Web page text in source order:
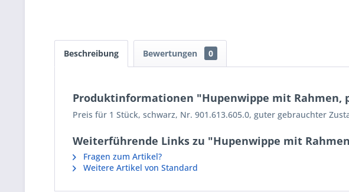
Beschreibung Bewertungen 0
Produktinformationen "Hupenwippe mit Rahmen,
Preis für 1 Stück, schwarz, Nr. 901.613.605.0, guter gebrauchter
Weiterführende Links zu "Hupenwippe mit
Fragen zum Artikel?
Weitere Artikel von Standard